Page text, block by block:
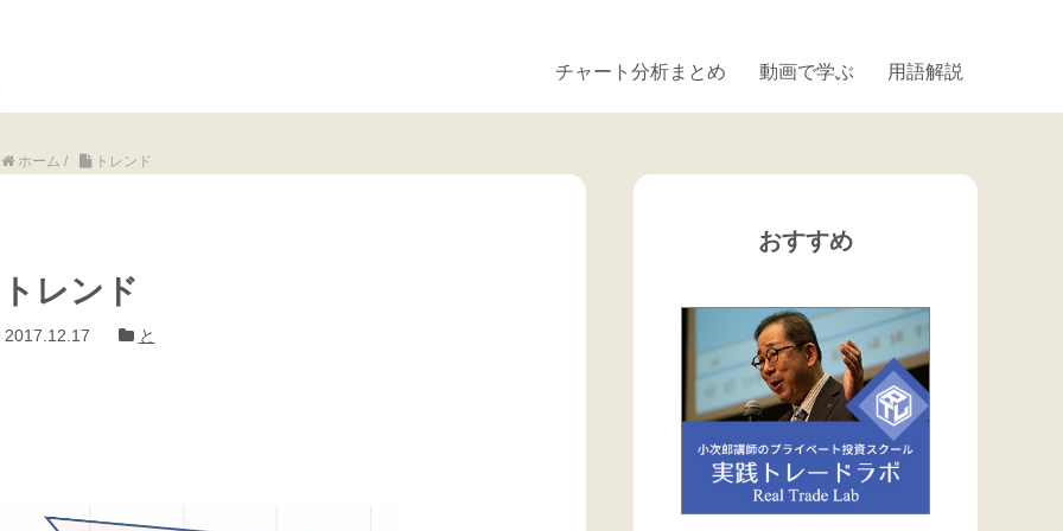
チャート分析まとめ 動画で学ぶ 用語解説
ホーム / トレンド
トレンド
2017.12.17 と
おすすめ